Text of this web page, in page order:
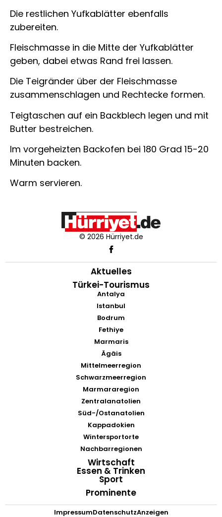
Die restlichen Yufkablätter ebenfalls
zubereiten.
Fleischmasse in die Mitte der Yufkablätter
geben, dabei etwas Rand frei lassen.
Die Teigränder über der Fleischmasse
zusammenschlagen und Rechtecke formen.
Teigtaschen auf ein Backblech legen und mit
Butter bestreichen.
Im vorgeheizten Backofen bei 180 Grad 15-20
Minuten backen.
Warm servieren.
© 2026 Hürriyet.de
Aktuelles
Türkei-Tourismus
Antalya
Istanbul
Bodrum
Fethiye
Marmaris
Ägäis
Mittelmeerregion
Schwarzmeerregion
Marmararegion
Zentralanatolien
Süd-/Ostanatolien
Kappadokien
Wintersportorte
Nachbarregionen
Wirtschaft
Essen & Trinken
Sport
Prominente
ImpressumDatenschutzAnzeigen